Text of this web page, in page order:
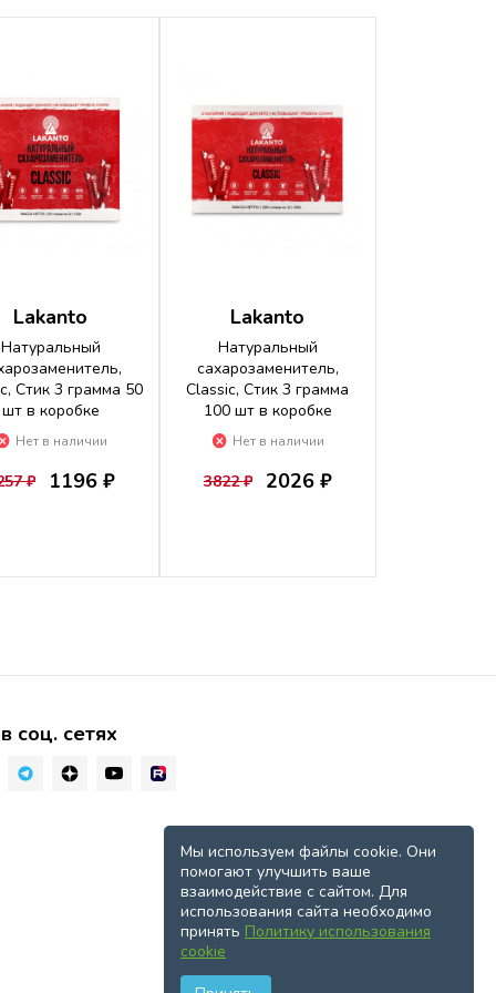
Lakanto
Натуральный
Стик 3 грамма 50
шт в коробке
Нет в наличии
₽ 1196 ₽
Lakanto
Натуральный
сахарозаменитель,
Classic, Стик 3 грамма
100 шт в коробке
Нет в наличии
3822 ₽ 2026 ₽
соц. сетях
Мы используем файлы cookie. Они
помогают улучшить ваше
взаимодействие с сайтом. Для
использования сайта необходимо
принять Политику использования
cookie